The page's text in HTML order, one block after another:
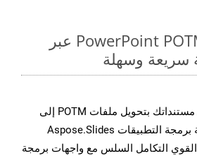
تحويل ملفات PowerPoint POTM عبر
سريعة وسهلة
حسّن سير عمل تحويل مستنداتك بتحويل ملفات POTM إلى
HTML باستخدام واجهة برمجة التطبيقات Aspose.Slides
القوي التكامل السلس مع واجهات برمجة